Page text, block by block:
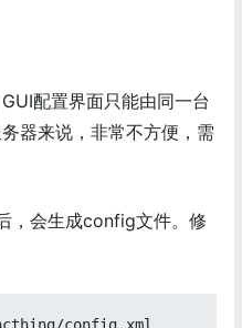
配置界面只能由同一台
器来说，非常不方便，需
会生成config文件。修